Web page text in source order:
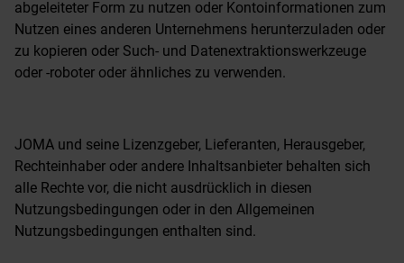
abgeleiteter Form zu nutzen oder Kontoinformationen zum
Nutzen eines anderen Unternehmens herunterzuladen oder
zu kopieren oder Such- und Datenextraktionswerkzeuge
oder -roboter oder ähnliches zu verwenden.
JOMA und seine Lizenzgeber, Lieferanten, Herausgeber,
Rechteinhaber oder andere Inhaltsanbieter behalten sich
alle Rechte vor, die nicht ausdrücklich in diesen
Nutzungsbedingungen oder in den Allgemeinen
Nutzungsbedingungen enthalten sind.